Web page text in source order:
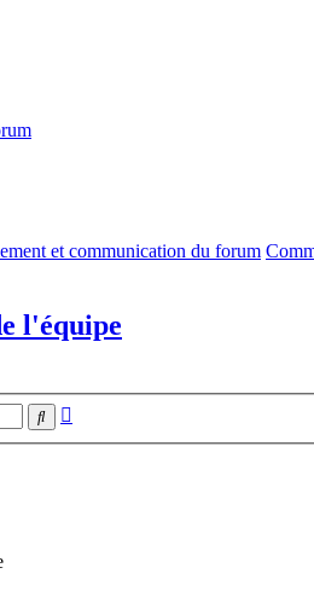
et communication du forum
l'équipe
Rechercher